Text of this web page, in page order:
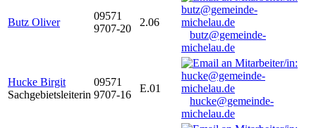
Butz Oliver
09571
9707-20
2.06
butz@gemeinde-
michelau.de
Hucke Birgit
Sachgebietsleiterin
09571
9707-16
E.01
hucke@gemeinde-
michelau.de